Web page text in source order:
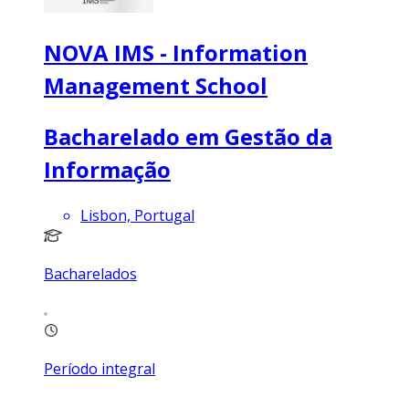
NOVA IMS - Information
Management School
Bacharelado em Gestão da
Informação
Lisbon, Portugal
Bacharelados
Período integral